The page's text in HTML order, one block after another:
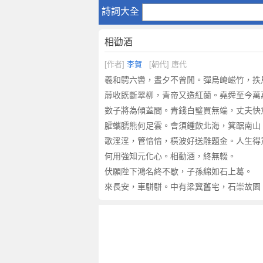
詩詞大全
相
原
文
注
釋
譯
文
相
勸
酒
賞
相勸酒
[作者] 李賀 [朝代] 唐代
羲和騁六轡，晝夕不曾閒。彈烏崦嵫竹，抶
蓐收既斷翠柳，青帝又造紅蘭。堯舜至今萬
數子將為傾蓋間。青錢白璧買無端，丈夫快
臛蠵臑熊何足雲。會須鍾飲北海，箕踞南山
歌淫淫，管愔愔，橫波好送雕題金。人生得
何用強知元化心。相勸酒，終無輟。
伏願陛下鴻名終不歇，子孫綿如石上葛。
來長安，車駢駢。中有梁冀舊宅，石崇故園